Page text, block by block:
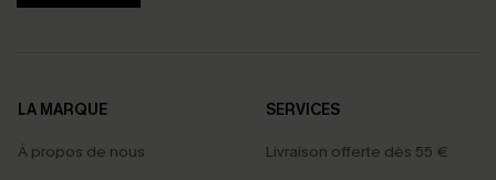
LA MARQUE
À propos de nous
SERVICES
Livraison offerte dès 55 €